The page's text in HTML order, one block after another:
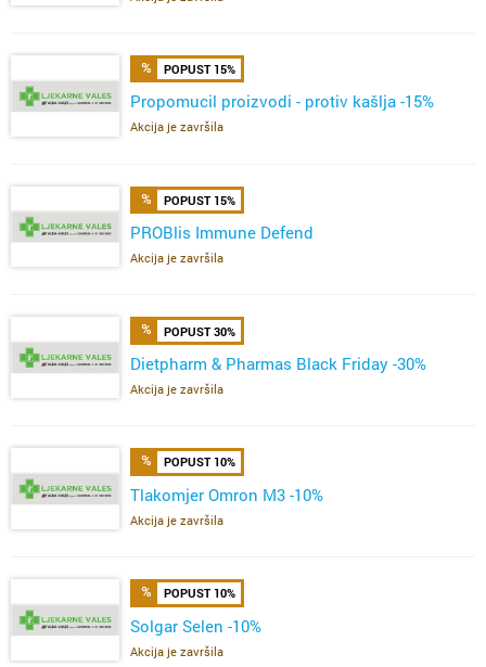
POPUST 15%
Propomucil proizvodi - protiv kašlja -15%
Akcija je završila
POPUST 15%
PROBlis Immune Defend
Akcija je završila
POPUST 30%
Dietpharm & Pharmas Black Friday -30%
Akcija je završila
POPUST 10%
Tlakomjer Omron M3 -10%
Akcija je završila
POPUST 10%
Solgar Selen -10%
Akcija je završila